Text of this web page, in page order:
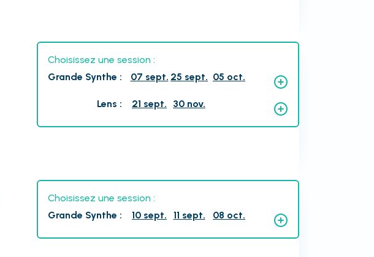
Choisissez une session :
Grande Synthe : 07 sept. 25 sept. 05 oct.
Lens : 21 sept. 30 nov.
Choisissez une session :
Grande Synthe : 10 sept. 11 sept. 08 oct.